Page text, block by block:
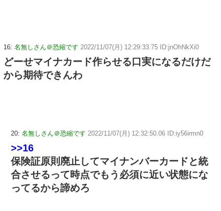
16: 名無しさん＠恐縮です 2022/11/07(月) 12:29:33.75 ID:jnOhNkXi0
どーせマイナカード作らせる口実になるだけだ
から期待できんわ
20: 名無しさん＠恐縮です 2022/11/07(月) 12:32:50.06 ID:iy56irmn0
>>16
保険証原則廃止してマイナンバーカードと統
合させるって時点でもう必須に近い状態にな
ってるから諦めろ